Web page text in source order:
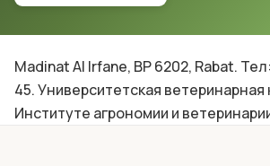
Madinat Al Irfane, BP 6202, Rabat. Тел:
45. Университетская ветеринарная
Институте агрономии и